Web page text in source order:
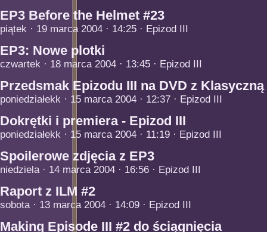
EP3 Before the Helmet #23
piątek · 19 marca 2004 · 14:25 · Epizod III
EP3: Nowe plotki
czwartek · 18 marca 2004 · 13:45 · Epizod III
Przedsmak Epizodu III na DVD z
poniedziałekk · 15 marca 2004 · 12:37 · Epizod III
Dokrętki i premiera - Epizod III
poniedziałekk · 15 marca 2004 · 11:19 · Epizod III
Spoilerowe zdjęcia z EP3
niedziela · 14 marca 2004 · 16:56 · Epizod III
Raport z ILM #2
sobota · 13 marca 2004 · 14:09 · Epizod III
Making Episode III #2 do ściągnięcia